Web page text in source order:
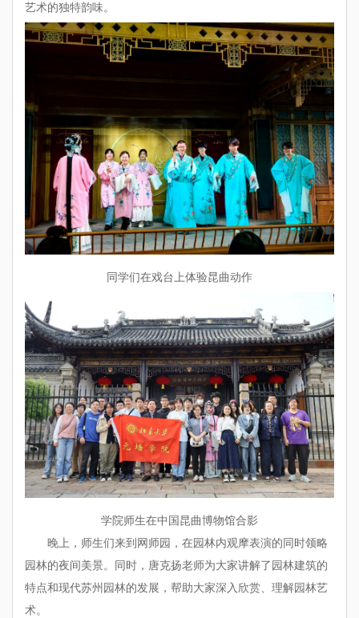
艺术的独特韵味。
同学们在戏台上体验昆曲动作
学院师生在中国昆曲博物馆合影
晚上，师生们来到网师园，在园林内观摩表演的同时领略
园林的夜间美景。同时，唐克扬老师为大家讲解了园林建筑的
特点和现代苏州园林的发展，帮助大家深入欣赏、理解园林艺
术。